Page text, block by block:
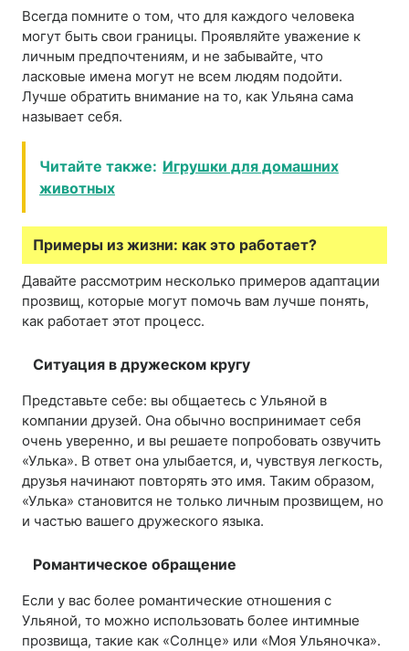
Всегда помните о том, что для каждого человека
могут быть свои границы. Проявляйте уважение к
личным предпочтениям, и не забывайте, что
ласковые имена могут не всем людям подойти.
Лучше обратить внимание на то, как Ульяна сама
называет себя.
Читайте также: Игрушки для домашних
животных
Примеры из жизни: как это работает?
Давайте рассмотрим несколько примеров адаптации
прозвищ, которые могут помочь вам лучше понять,
как работает этот процесс.
Ситуация в дружеском кругу
Представьте себе: вы общаетесь с Ульяной в
компании друзей. Она обычно воспринимает себя
очень уверенно, и вы решаете попробовать озвучить
«Улька». В ответ она улыбается, и, чувствуя легкость,
друзья начинают повторять это имя. Таким образом,
«Улька» становится не только личным прозвищем, но
и частью вашего дружеского языка.
Романтическое обращение
Если у вас более романтические отношения с
Ульяной, то можно использовать более интимные
прозвища, такие как «Солнце» или «Моя Ульяночка».